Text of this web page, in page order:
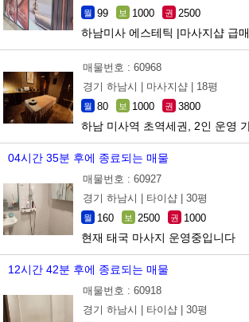
월 99 보 1000 권 2500
하남미사 에스테틱 |마사지샵 급매
매물번호 : 60968
경기 하남시 |
마사지샵 | 18평
월 80 보 1000 권 3800
04시간 35분 후에 종료되는 매물
매물번호 : 60927
경기 하남시 |
타이샵 | 30평
월 160 보 2500 권 1000
현재 태국 마사지 운영중입니다
12시간 42분 후에 종료되는 매물
매물번호 : 60918
경기 하남시 |
타이샵 | 30평